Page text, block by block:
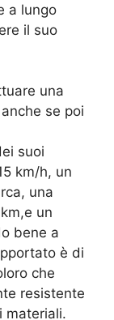
a lungo
il suo
una
se poi
suoi
km/h, un
una
un
bene a
è di
che
resistente
materiali.